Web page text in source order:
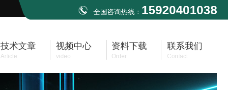
全国咨询热线： 15920401038
技术文章
Article
视频中心
video
资料下载
Order
联系我们
Contact